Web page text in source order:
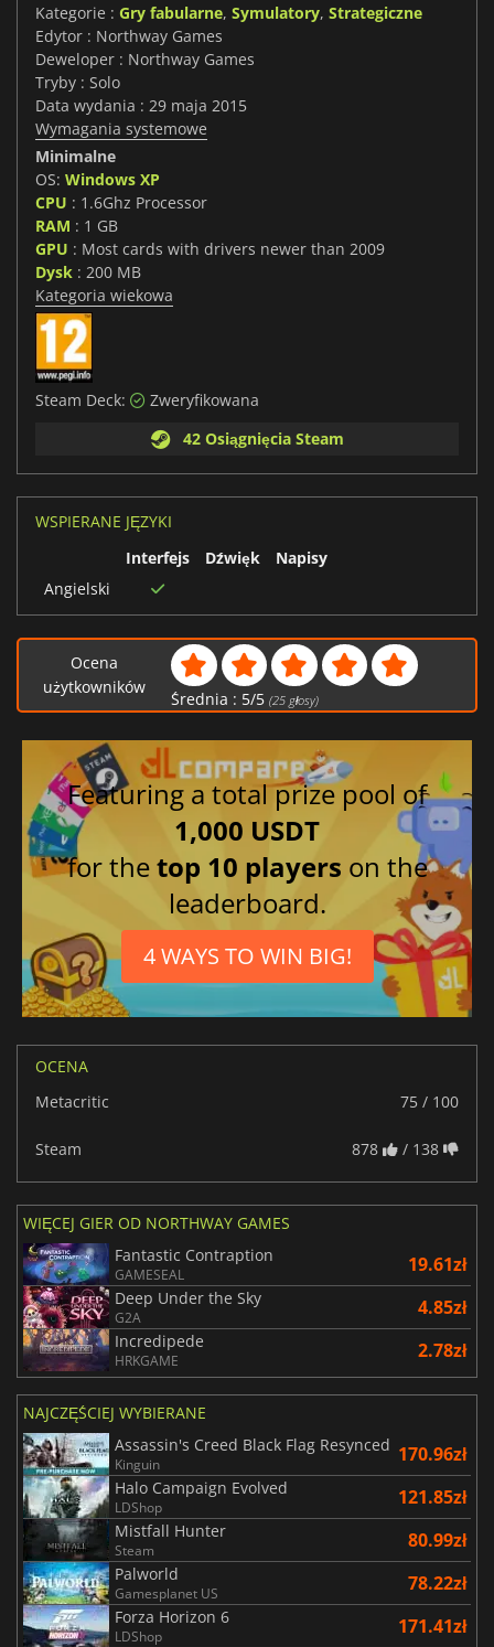
Kategorie : Gry fabularne, Symulatory, Strategiczne
Edytor : Northway Games
Deweloper : Northway Games
Tryby : Solo
Data wydania : 29 maja 2015
Wymagania systemowe
Minimalne
OS: Windows XP
CPU : 1.6Ghz Processor
RAM : 1 GB
GPU : Most cards with drivers newer than 2009
Dysk : 200 MB
Kategoria wiekowa
Steam Deck:
Zweryfikowana
42 Osiągnięcia Steam
WSPIERANE JĘZYKI
Interfejs
Dźwięk
Napisy
Angielski
Ocena
użytkowników
Średnia : 5/5 (25głosy)
Featuring a total prize pool of
1,000 USDT
for thetop 10 players on the
leaderboard.
4 WAYS TO WIN BIG!
OCENA
Metacritic
75 / 100
Steam 878 / 138
WIĘCEJ GIER OD NORTHWAY GAMES
Fantastic Contraption
GAMESEAL 19.61zł
Deep Under the Sky
G2A 4.85zł
Incredipede
HRKGAME 2.78zł
NAJCZĘŚCIEJ WYBIERANE
Assassin's Creed Black Flag Resynced
Kinguin 170.96zł
Halo Campaign Evolved
LDShop 121.85zł
Mistfall Hunter
Steam 80.99zł
Palworld
Gamesplanet US 78.22zł
Forza Horizon 6
LDShop 171.41zł